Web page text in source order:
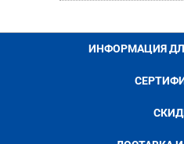
ИНФОРМАЦИЯ